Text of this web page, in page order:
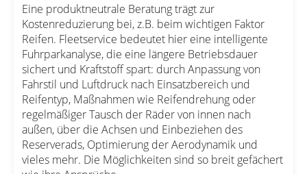
Eine produktneutrale Beratung trägt zur
Kostenreduzierung bei, z.B. beim wichtigen Faktor
Reifen. Fleetservice bedeutet hier eine intelligente
Fuhrparkanalyse, die eine längere Betriebsdauer
sichert und Kraftstoff spart: durch Anpassung von
Fahrstil und Luftdruck nach Einsatzbereich und
Reifentyp, Maßnahmen wie Reifendrehung oder
regelmäßiger Tausch der Räder von innen nach
außen, über die Achsen und Einbeziehen des
Reserverads, Optimierung der Aerodynamik und
vieles mehr. Die Möglichkeiten sind so breit gefächert